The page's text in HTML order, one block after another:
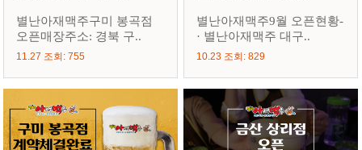
별난아재맥주구미 봉곡점
오픈매장주소: 경북 구..
11.27 조회: 755
별난아재맥주9월 오픈현황-
· 별난아재맥주 대구..
10.23 조회: 829